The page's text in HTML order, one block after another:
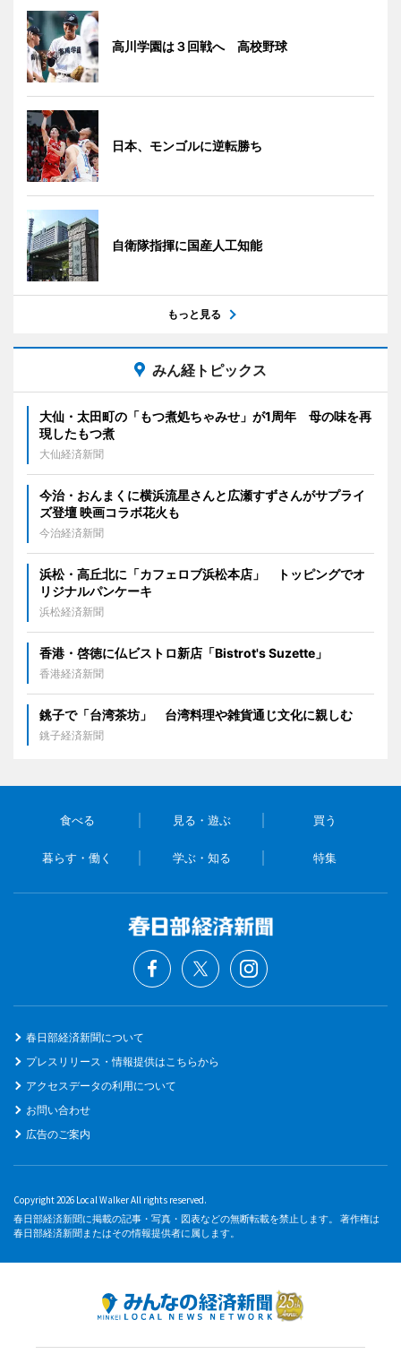
高川学園は３回戦へ 高校野球
日本、モンゴルに逆転勝ち
自衛隊指揮に国産人工知能
もっと見る
みん経トピックス
大仙・太田町の「もつ煮処ちゃみせ」が1周年 母の味を再
現したもつ煮
大仙経済新聞
今治・おんまくに横浜流星さんと広瀬すずさんがサプライ
ズ登壇 映画コラボ花火も
今治経済新聞
浜松・高丘北に「カフェロブ浜松本店」 トッピングでオ
リジナルパンケーキ
浜松経済新聞
香港・啓徳に仏ビストロ新店「Bistrot's Suzette」
香港経済新聞
銚子で「台湾茶坊」 台湾料理や雑貨通じ文化に親しむ
銚子経済新聞
食べる 見る・遊ぶ 買う
暮らす・働く 学ぶ・知る 特集
春日部経済新聞について
プレスリリース・情報提供はこちらから
アクセスデータの利用について
お問い合わせ
広告のご案内
Copyright 2026 Local Walker All rights reserved.
春日部経済新聞に掲載の記事・写真・図表などの無断転載を禁止します。 著作権は
春日部経済新聞またはその情報提供者に属します。